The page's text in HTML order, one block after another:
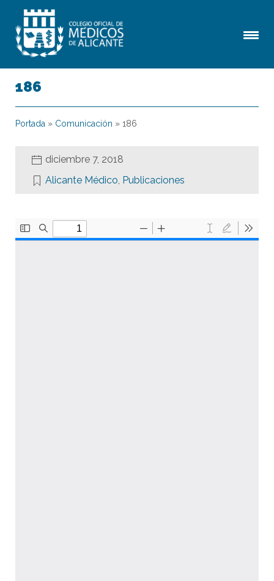
186
Portada » Comunicación » 186
diciembre 7, 2018
Alicante Médico, Publicaciones